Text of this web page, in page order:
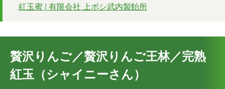
紅玉蜜 | 有限会社 上ボシ武内製飴所
贅沢りんご／贅沢りんご王林／完熟
紅玉（シャイニーさん）